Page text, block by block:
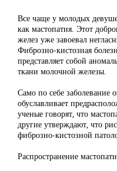
Все чаще у молодых
как мастопатия. Этот
желез уже завоевал
Фиброзно-кистозная
представляет собой
ткани молочной железы.
Само по себе заболевание
обуславливает
ученые говорят, что
другие утверждают, что
фиброзно-кистозной
Распространение